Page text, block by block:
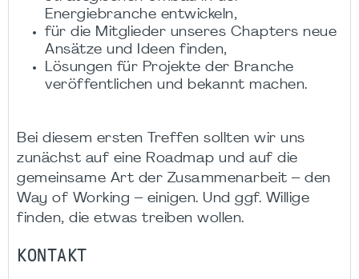
Energiebranche entwickeln,
für die Mitglieder unseres Chapters neue
Ansätze und Ideen finden,
Lösungen für Projekte der Branche
veröffentlichen und bekannt machen.
Bei diesem ersten Treffen sollten wir uns
zunächst auf eine Roadmap und auf die
gemeinsame Art der Zusammenarbeit – den
Way of Working – einigen. Und ggf. Willige
finden, die etwas treiben wollen.
KONTAKT